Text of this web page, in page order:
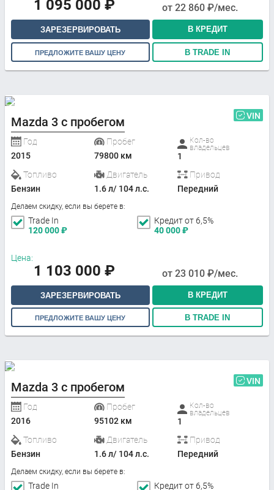
1 095 000 ₽ от 22 860 ₽/мес.
ЗАРЕЗЕРВИРОВАТЬ В КРЕДИТ
ПРЕДЛОЖИТЕ ВАШУ ЦЕНУ В TRADE IN
Mazda 3 с пробегом VIN
Год
2015
Пробег
79800 км
Кол-во
владельцев
1
Топливо
Бензин
Двигатель
1.6 л/ 104 л.с.
Привод
Передний
Делаем скидку, если вы берете в:
Trade In
120 000₽
Кредит от 6,5%
40 000₽
Цена:
1 103 000 ₽ от 23 010 ₽/мес.
ЗАРЕЗЕРВИРОВАТЬ В КРЕДИТ
ПРЕДЛОЖИТЕ ВАШУ ЦЕНУ В TRADE IN
Mazda 3 с пробегом VIN
Год
2016
Пробег
95102 км
Кол-во
владельцев
1
Топливо
Бензин
Двигатель
1.6 л/ 104 л.с.
Привод
Передний
Делаем скидку, если вы берете в:
Trade In
Кредит от 6,5%